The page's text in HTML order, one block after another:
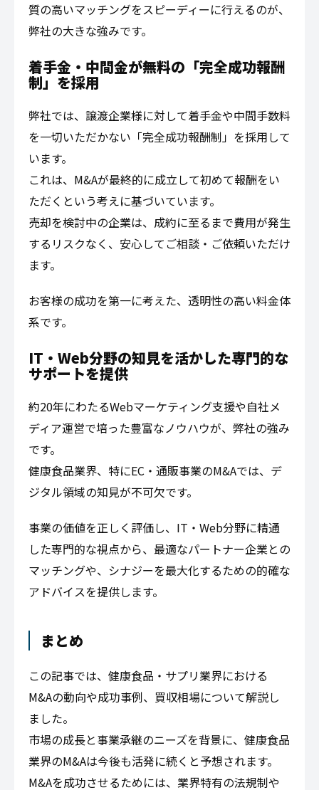
質の高いマッチングをスピーディーに行えるのが、
弊社の大きな強みです。
着手金・中間金が無料の「完全成功報酬
制」を採用
弊社では、譲渡企業様に対して着手金や中間手数料
を一切いただかない「完全成功報酬制」を採用して
います。
これは、M&Aが最終的に成立して初めて報酬をい
ただくという考えに基づいています。
売却を検討中の企業は、成約に至るまで費用が発生
するリスクなく、安心してご相談・ご依頼いただけ
ます。
お客様の成功を第一に考えた、透明性の高い料金体
系です。
IT・Web分野の知見を活かした専門的な
サポートを提供
約20年にわたるWebマーケティング支援や自社メ
ディア運営で培った豊富なノウハウが、弊社の強み
です。
健康食品業界、特にEC・通販事業のM&Aでは、デ
ジタル領域の知見が不可欠です。
事業の価値を正しく評価し、IT・Web分野に精通
した専門的な視点から、最適なパートナー企業との
マッチングや、シナジーを最大化するための的確な
アドバイスを提供します。
まとめ
この記事では、健康食品・サプリ業界における
M&Aの動向や成功事例、買収相場について解説し
ました。
市場の成長と事業承継のニーズを背景に、健康食品
業界のM&Aは今後も活発に続くと予想されます。
M&Aを成功させるためには、業界特有の法規制や